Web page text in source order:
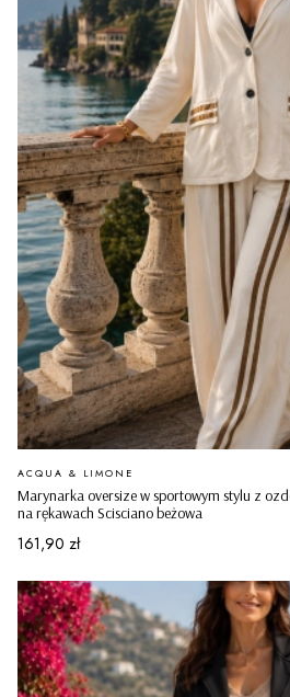
Marynarka oversize w sportowym stylu z
na rękawach Scisciano beżowa
PRODUCENT
ACQUA & LIMONE
Cena
161,90 zł